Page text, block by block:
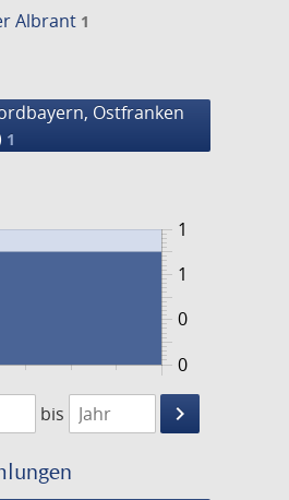
Albrant 1
Ostfranken
1
0
1
0
1
1475
bis
keyboard_arrow_right
Suche